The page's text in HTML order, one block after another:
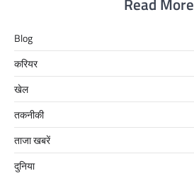
Blog
करियर
खेल
तकनीकी
ताजा खबरें
दुनिया